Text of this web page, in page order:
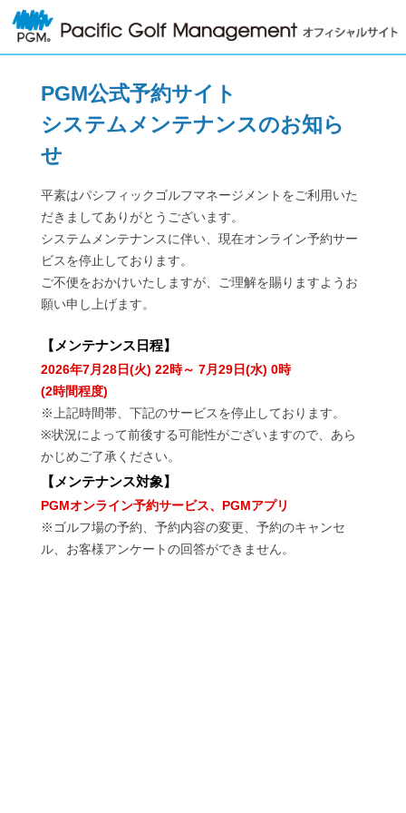
PGM公式予約サイト
システムメンテナンスのお知ら
せ
平素はパシフィックゴルフマネージメントをご利用いた
だきましてありがとうございます。
システムメンテナンスに伴い、現在オンライン予約サー
ビスを停止しております。
ご不便をおかけいたしますが、ご理解を賜りますようお
願い申し上げます。
【 メンテナンス日程】
2026年7月28日(火) 22時～ 7月29日(水) 0時
(2時間程度)
※上記時間帯、下記のサービスを停止しております。
※状況によって前後する可能性がございますので、あら
かじめご了承ください。
【メンテナンス対象】
PGMオンライン予約サービス、PGMアプリ
※ゴルフ場の予約、予約内容の変更、予約のキャンセ
ル、お客様アンケートの回答ができません。